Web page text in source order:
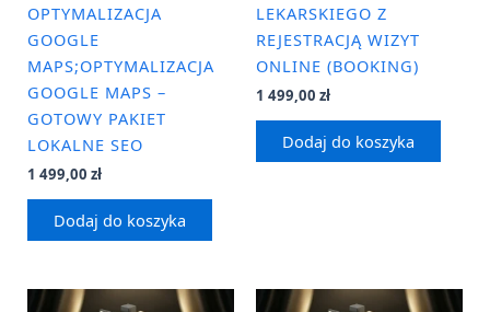
OPTYMALIZACJA
GOOGLE
MAPS;OPTYMALIZACJA
GOOGLE MAPS –
GOTOWY PAKIET
LOKALNE SEO
1 499,00 zł
Dodaj do koszyka
LEKARSKIEGO Z
REJESTRACJĄ WIZYT
ONLINE (BOOKING)
1 499,00 zł
Dodaj do koszyka